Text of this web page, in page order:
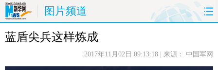
图片频道
首页 时政
蓝盾尖兵这样炼成
2017年11月02日 09:13:18 | 来源： 中国军网